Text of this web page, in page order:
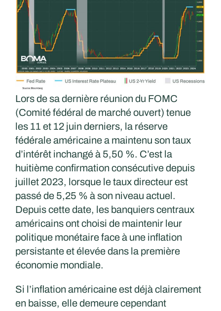
Lors de sa dernière réunion du FOMC
(Comité fédéral de marché ouvert) tenue
les 11 et 12 juin derniers, la réserve
fédérale américaine a maintenu son taux
d’intérêt inchangé à 5,50 %. C’est la
huitième confirmation consécutive depuis
juillet 2023, lorsque le taux directeur est
passé de 5,25 % à son niveau actuel.
Depuis cette date, les banquiers centraux
américains ont choisi de maintenir leur
politique monétaire face à une inflation
persistante et élevée dans la première
économie mondiale.​
Si l’inflation américaine est déjà clairement
en baisse, elle demeure cependant